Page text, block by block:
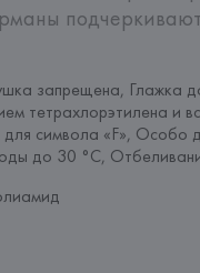
запрещена, Глажка
тетрахлорэтилена и
для символа «F», Особо
до 30 °C,